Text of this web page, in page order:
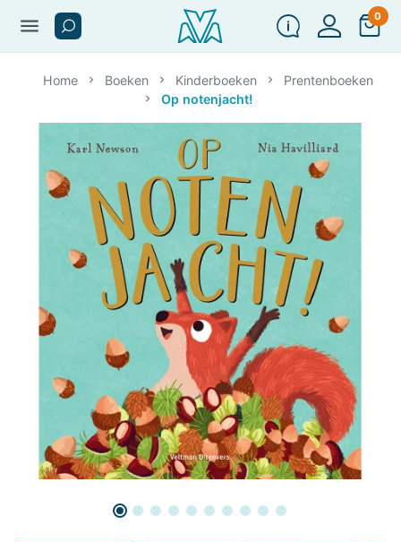
menu 0
Home Boeken Kinderboeken
Prentenboeken
Op notenjacht!